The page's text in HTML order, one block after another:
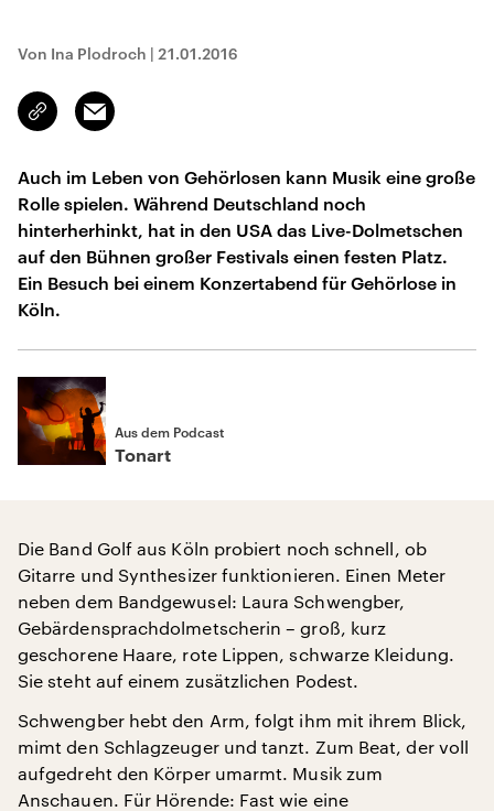
Von Ina Plodroch | 21.01.2016
Link
kopieren/teilen
Email
Auch im Leben von Gehörlosen kann Musik eine große
Rolle spielen. Während Deutschland noch
hinterherhinkt, hat in den USA das Live-Dolmetschen
auf den Bühnen großer Festivals einen festen Platz.
Ein Besuch bei einem Konzertabend für Gehörlose in
Köln.
Aus dem Podcast
Tonart
Die Band Golf aus Köln probiert noch schnell, ob
Gitarre und Synthesizer funktionieren. Einen Meter
neben dem Bandgewusel: Laura Schwengber,
Gebärdensprachdolmetscherin – groß, kurz
geschorene Haare, rote Lippen, schwarze Kleidung.
Sie steht auf einem zusätzlichen Podest.
Schwengber hebt den Arm, folgt ihm mit ihrem Blick,
mimt den Schlagzeuger und tanzt. Zum Beat, der voll
aufgedreht den Körper umarmt. Musik zum
Anschauen. Für Hörende: Fast wie eine